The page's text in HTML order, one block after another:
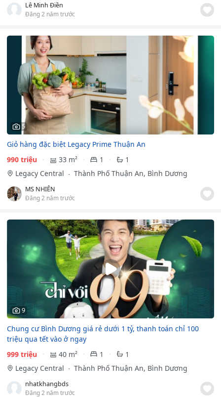
Lê Minh Điền
Đăng 2 năm trước
5
Giỏ hàng đặc biệt Legacy Prime Thuận An
990 triệu
33 m² 1
1
Legacy Central
Thành Phố Thuận An, Bình Dương
MS NHIÊN
Đăng 2 năm trước
9
Chung cư Bình Dương giá rẻ dưới 1 tỷ, thanh toán chỉ 100
triệu qua tết vào ở ngay
999 triệu
40 m² 1
1
Legacy Central
Thành Phố Thuận An, Bình Dương
nhatkhangbds
Đăng 2 năm trước